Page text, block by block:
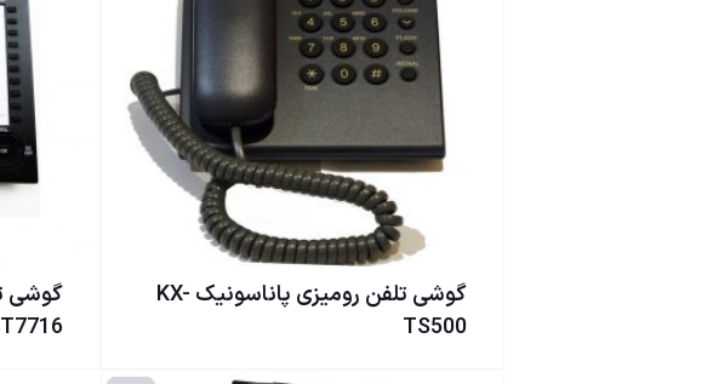
گوشی تلفن روميزی پاناسونیک KX-
TS500
T7716